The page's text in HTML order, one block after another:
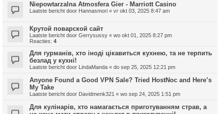
Niepowtarzalna Atmosfera Gier - Marriott Casino
Laatste bericht door Hannasmori « vr okt 03, 2025 8:47 am
Крутой поварской сайт
Laatste bericht door Gerrysussy « wo okt 01, 2025 8:27 pm
Reacties: 4
Для гурманів, хто іноді цікавиться кухнею, та не терпить
безлад у кухні!
Laatste bericht door LindaManda « do sep 25, 2025 12:21 pm
Anyone Found a Good VPN Sale? Tried HostNoc and Here’s
My Take
Laatste bericht door Davidmenk321 « wo sep 24, 2025 1:51 pm
Для кулінарів, хто намагається приготуванням страв, а